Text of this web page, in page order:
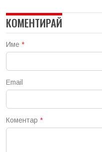
КОМЕНТИРАЙ
Име *
Email
Коментар *